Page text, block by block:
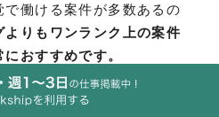
働ける案件が多数あるの
よりもワンランク上の案件
おすすめです。
み、その経験を活かせば、